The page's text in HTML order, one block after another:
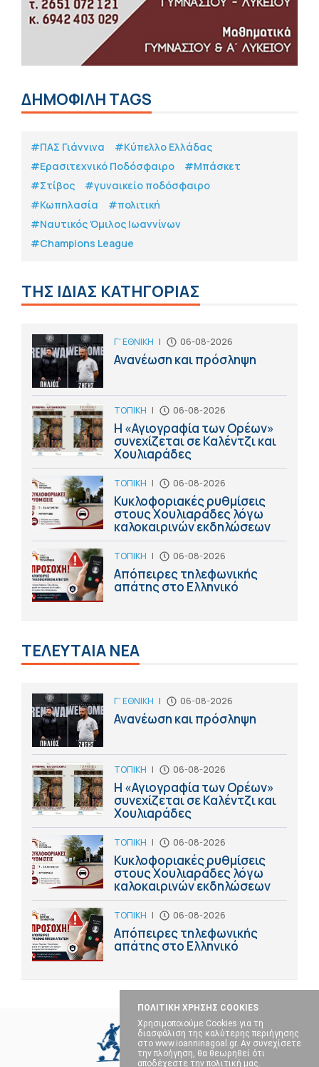
ΠΟΛΙΤΙΚΗ ΧΡΗΣΗΣ COOKIES
Χρησιμοποιούμε Cookies για τη
διασφάλιση της καλύτερης περιήγησης
στο www.ioanninagoal.gr. Αν συνεχίσετε
την πλοήγηση, θα θεωρηθεί ότι
αποδέχεστε την πολιτική μας.
ΔΗΜΟΦΙΛΗ TAGS
#ΠΑΣ Γιάννινα
#Κύπελλο Ελλάδας
#Eρασιτεχνικό Ποδόσφαιρο
#Μπάσκετ
#Στίβος
#γυναικείο ποδόσφαιρο
#Κωπηλασία
#πολιτική
#Ναυτικός Όμιλος Ιωαννίνων
#Champions League
ΤΗΣ ΙΔΙΑΣ ΚΑΤΗΓΟΡΙΑΣ
Γ' ΕΘΝΙΚΗ | 06-08-2026
Ανανέωση και πρόσληψη
ΤΟΠΙΚΗ | 06-08-2026
Η «Αγιογραφία των Ορέων»
συνεχίζεται σε Καλέντζι και
Χουλιαράδες
ΤΟΠΙΚΗ | 06-08-2026
Κυκλοφοριακές ρυθμίσεις
στους Χουλιαράδες λόγω
καλοκαιρινών εκδηλώσεων
ΤΟΠΙΚΗ | 06-08-2026
Απόπειρες τηλεφωνικής
απάτης στο Ελληνικό
ΤΕΛΕΥΤΑΙΑ ΝΕΑ
Γ' ΕΘΝΙΚΗ | 06-08-2026
Ανανέωση και πρόσληψη
ΤΟΠΙΚΗ | 06-08-2026
Η «Αγιογραφία των Ορέων»
συνεχίζεται σε Καλέντζι και
Χουλιαράδες
ΤΟΠΙΚΗ | 06-08-2026
Κυκλοφοριακές ρυθμίσεις
στους Χουλιαράδες λόγω
καλοκαιρινών εκδηλώσεων
ΤΟΠΙΚΗ | 06-08-2026
Απόπειρες τηλεφωνικής
απάτης στο Ελληνικό